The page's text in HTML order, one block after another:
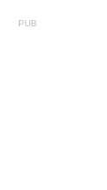
PUB